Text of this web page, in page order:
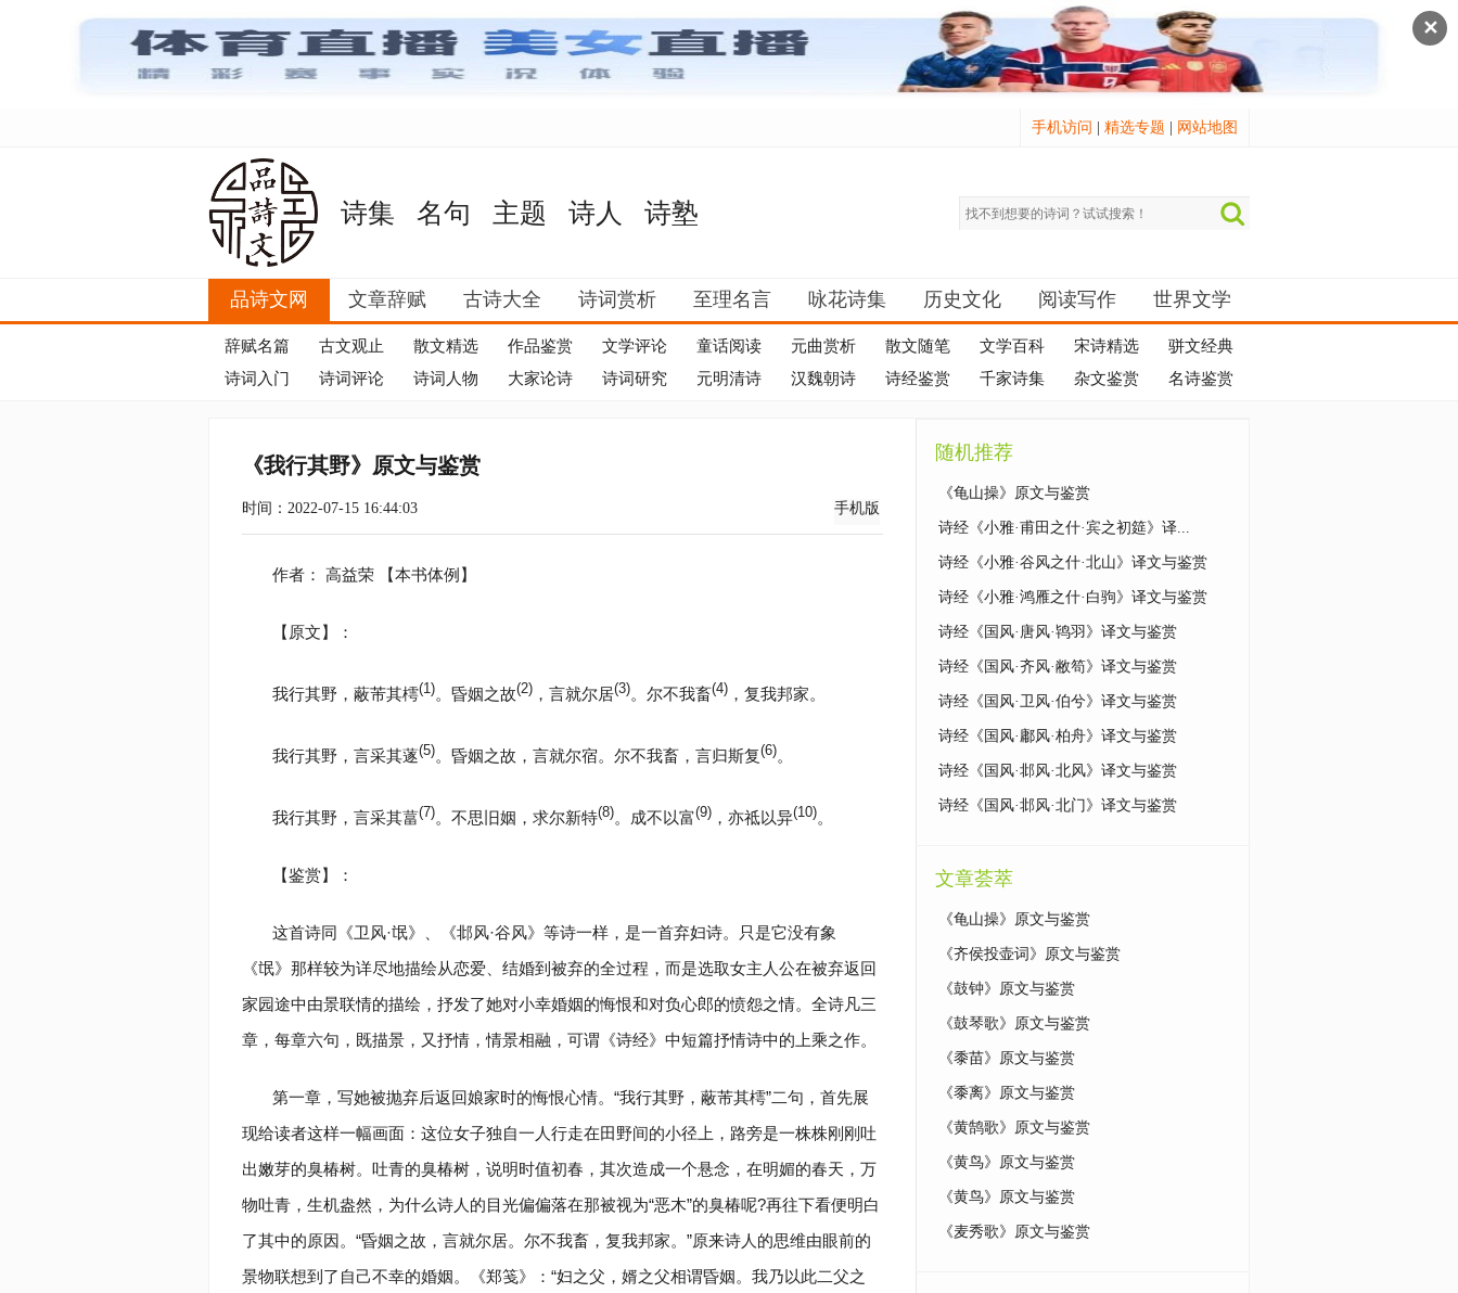
✕
手机访问 精选专题 网站地图
诗集 名句 主题 诗人 诗塾
品诗文网 文章辞赋 古诗大全 诗词赏析 至理名言 咏花诗集 历史文化 阅读写作 世界文学
辞赋名篇 古文观止 散文精选 作品鉴赏 文学评论 童话阅读 元曲赏析 散文随笔 文学百科 宋诗精选
骈文经典
诗词入门
诗词评论 诗词人物 大家论诗 诗词研究 元明清诗 汉魏朝诗 诗经鉴赏 千家诗集 杂文鉴赏 名诗鉴赏
《我行其野》原文与鉴赏
时间：2022-07-15 16:44:03 手机版
作者： 高益荣 【本书体例】
【原文】：
我行其野，蔽芾其樗(1)。昏姻之故(2) ，言就尔居(3)。尔不我畜(4) ，复我邦家。
我行其野，言采其蓫(5)。昏姻之故，言就尔宿。尔不我畜，言归斯复(6)。
我行其野，言采其葍(7)。不思旧姻，求尔新特(8)。成不以富(9) ，亦祗以异(10)。
【鉴赏】：
这首诗同《卫风·氓》、《邶风·谷风》等诗一样，是一首弃妇诗。只是它没有象
《氓》那样较为详尽地描绘从恋爱、结婚到被弃的全过程，而是选取女主人公在被弃返回
家园途中由景联情的描绘，抒发了她对小幸婚姻的悔恨和对负心郎的愤怨之情。全诗凡三
章，每章六句，既描景，又抒情，情景相融，可谓《诗经》中短篇抒情诗中的上乘之作。
第一章，写她被抛弃后返回娘家时的悔恨心情。“我行其野，蔽芾其樗”二句，首先展
现给读者这样一幅画面：这位女子独自一人行走在田野间的小径上，路旁是一株株刚刚吐
出嫩芽的臭椿树。吐青的臭椿树，说明时值初春，其次造成一个悬念，在明媚的春天，万
物吐青，生机盎然，为什么诗人的目光偏偏落在那被视为“恶木”的臭椿呢?再往下看便明白
了其中的原因。“昏姻之故，言就尔居。尔不我畜，复我邦家。”原来诗人的思维由眼前的
景物联想到了自己不幸的婚姻。《郑笺》：“妇之父，婿之父相谓昏姻。我乃以此二父之
随机推荐
《龟山操》原文与鉴赏
诗经《小雅·甫田之什·宾之初筵》译...
诗经《小雅·谷风之什·北山》译文与鉴赏
诗经《小雅·鸿雁之什·白驹》译文与鉴赏
诗经《国风·唐风·鸨羽》译文与鉴赏
诗经《国风·齐风·敝笱》译文与鉴赏
诗经《国风·卫风·伯兮》译文与鉴赏
诗经《国风·鄘风·柏舟》译文与鉴赏
诗经《国风·邶风·北风》译文与鉴赏
诗经《国风·邶风·北门》译文与鉴赏
文章荟萃
《龟山操》原文与鉴赏
《齐侯投壶词》原文与鉴赏
《鼓钟》原文与鉴赏
《鼓琴歌》原文与鉴赏
《黍苗》原文与鉴赏
《黍离》原文与鉴赏
《黄鹄歌》原文与鉴赏
《黄鸟》原文与鉴赏
《黄鸟》原文与鉴赏
《麦秀歌》原文与鉴赏